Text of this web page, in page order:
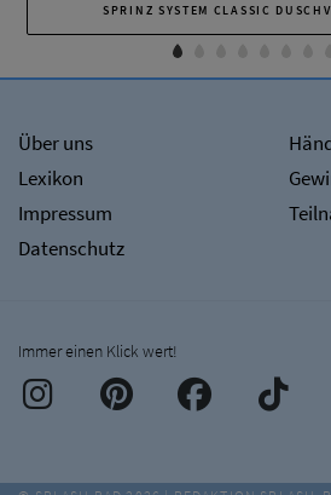
SPRINZ SYSTEM CLASSIC
Über uns
Lexikon
Impressum
Datenschutz
Immer einen Klick wert!